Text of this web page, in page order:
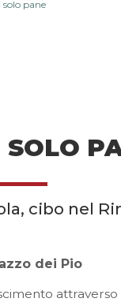
solo pane
cibo nel
dei Pio